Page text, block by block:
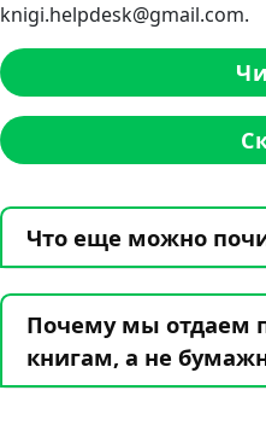
knigi.helpdesk@gmail.com.
Что еще можно
Почему мы отдаем
книгам, а не